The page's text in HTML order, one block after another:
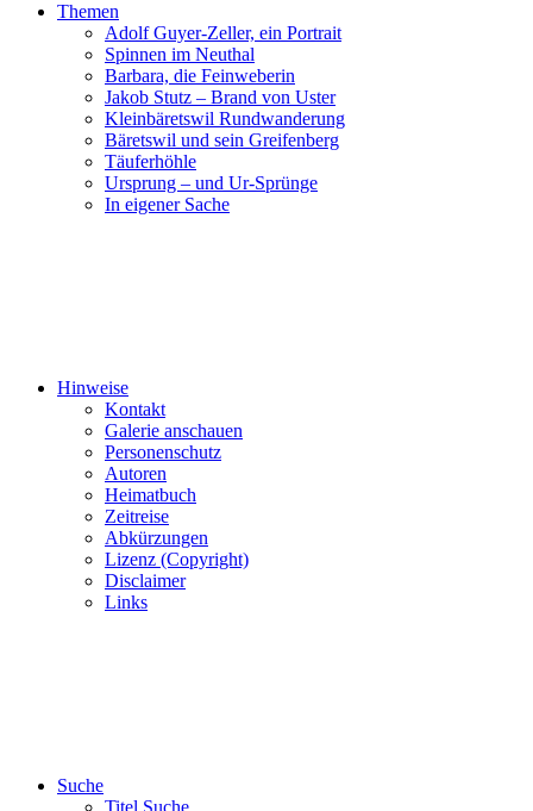
Themen
Adolf Guyer-Zeller, ein Portrait
Spinnen im Neuthal
Barbara, die Feinweberin
Jakob Stutz – Brand von Uster
Kleinbäretswil Rundwanderung
Bäretswil und sein Greifenberg
Täuferhöhle
Ursprung – und Ur-Sprünge
In eigener Sache
Hinweise
Kontakt
Galerie anschauen
Personenschutz
Autoren
Heimatbuch
Zeitreise
Abkürzungen
Lizenz (Copyright)
Disclaimer
Links
Suche
Titel Suche